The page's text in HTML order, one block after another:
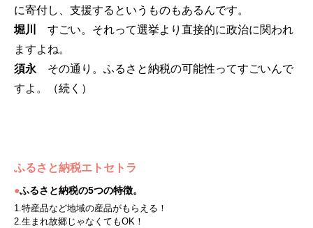
に寄付し、支援するというものもあるんです。
堀川
すごい。それって選挙より直接的に政治に関われ
ますよね。
須永 その通り。ふるさと納税の可能性ってすごいんで
すよ。（続く）
ふるさと納税エトセトラ
●ふるさと納税の5つの特徴。
1.特産品など地域の産品がもらえる！
2.生まれ故郷じゃなくてもOK！